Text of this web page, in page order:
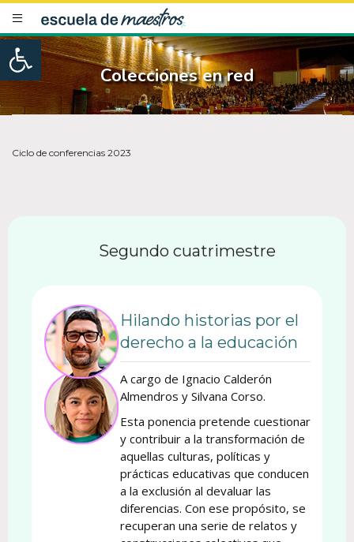
Open toolbar
Colecciones en red
Ciclo de conferencias 2023
Segundo cuatrimestre
Hilando historias por el
derecho a la educación
A cargo de Ignacio Calderón
Almendros y Silvana Corso.
Esta ponencia pretende cuestionar
y contribuir a la transformación de
aquellas culturas, políticas y
prácticas educativas que conducen
a la exclusión al devaluar las
diferencias. Con ese propósito, se
recuperan una serie de relatos y